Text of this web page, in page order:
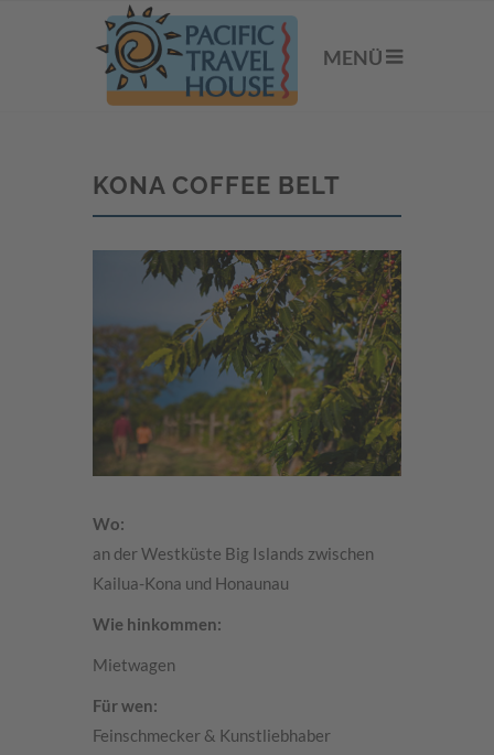
MENÜ
KONA COFFEE BELT
Wo:
an der Westküste Big Islands zwischen
Kailua-Kona und Honaunau
Wie hinkommen:
Mietwagen
Für wen:
Feinschmecker & Kunstliebhaber